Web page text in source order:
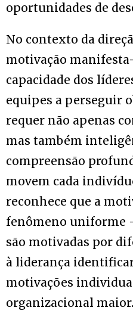
oportunidades de
No contexto da
motivação
capacidade dos
equipes a perseguir
requer não apenas
mas também
compreensão
movem cada
reconhece que a
fenômeno uniforme
são motivadas por
à liderança
motivações
organizacional maior.